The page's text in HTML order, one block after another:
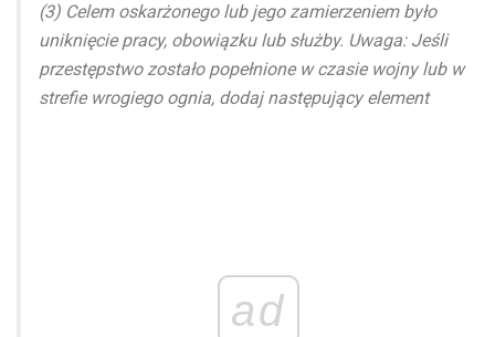
(3) Celem oskarżonego lub jego zamierzeniem było
uniknięcie pracy, obowiązku lub służby. Uwaga: Jeśli
przestępstwo zostało popełnione w czasie wojny lub w
strefie wrogiego ognia, dodaj następujący element
ad